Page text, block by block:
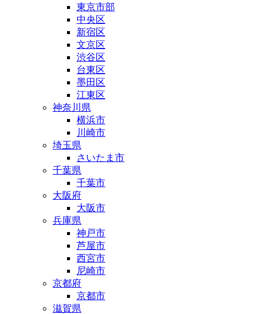
東京市部
中央区
新宿区
文京区
渋谷区
台東区
墨田区
江東区
神奈川県
横浜市
川崎市
埼玉県
さいたま市
千葉県
千葉市
大阪府
大阪市
兵庫県
神戸市
芦屋市
西宮市
尼崎市
京都府
京都市
滋賀県